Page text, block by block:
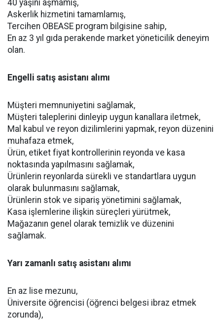
40 yaşını aşmamış,
Askerlik hizmetini tamamlamış,
Tercihen OBEASE program bilgisine sahip,
En az 3 yıl gıda perakende market yöneticilik deneyim
olan.
Engelli satış asistanı alımı
Müşteri memnuniyetini sağlamak,
Müşteri taleplerini dinleyip uygun kanallara iletmek,
Mal kabul ve reyon dizilimlerini yapmak, reyon düzenini
muhafaza etmek,
Ürün, etiket fiyat kontrollerinin reyonda ve kasa
noktasında yapılmasını sağlamak,
Ürünlerin reyonlarda sürekli ve standartlara uygun
olarak bulunmasını sağlamak,
Ürünlerin stok ve sipariş yönetimini sağlamak,
Kasa işlemlerine ilişkin süreçleri yürütmek,
Mağazanın genel olarak temizlik ve düzenini
sağlamak.
Yarı zamanlı satış asistanı alımı
En az lise mezunu,
Üniversite öğrencisi (öğrenci belgesi ibraz etmek
zorunda),